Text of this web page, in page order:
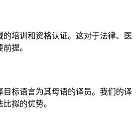
培训和资格认证。这对于法律、医
提。
标语言为其母语的译员。我们的译
拟的优势。